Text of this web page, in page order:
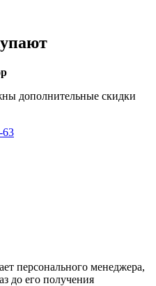
дополнительные скидки
63
персонального менеджера,
до его получения